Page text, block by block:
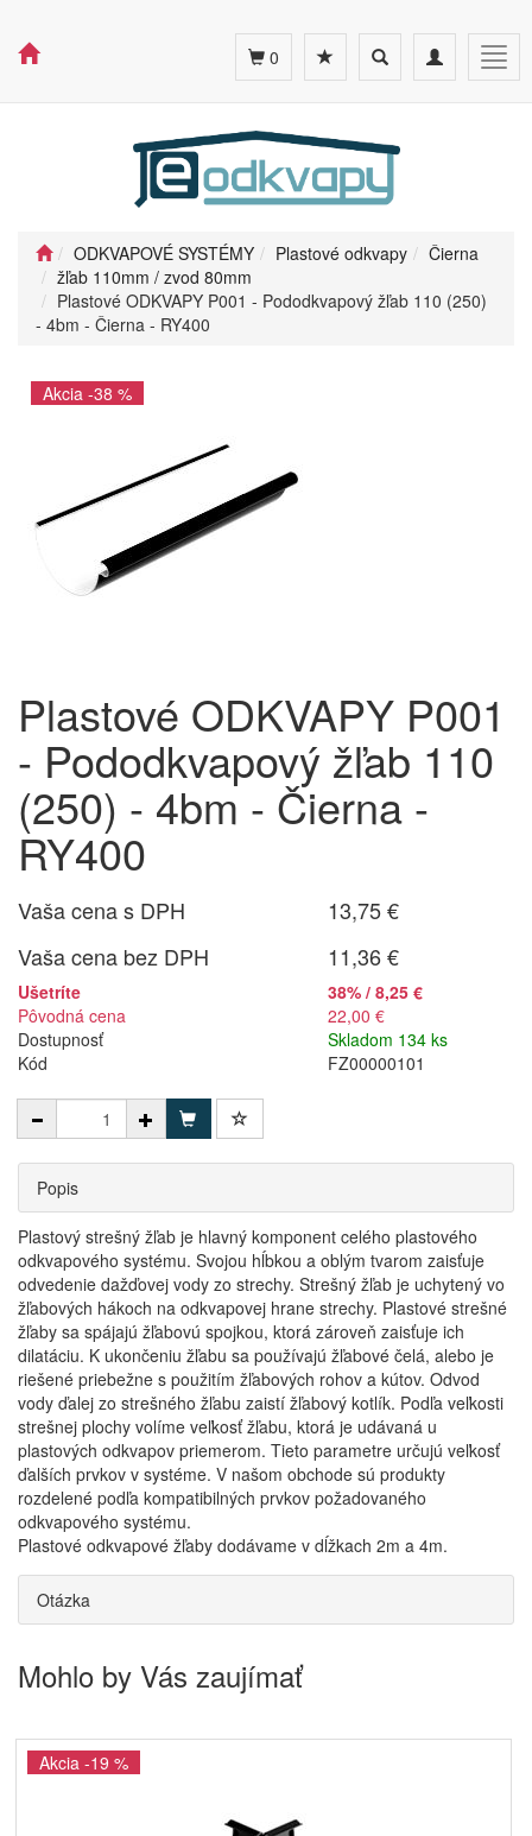
Toggle
navigation
Toggle
search
0
ODKVAPOVÉ SYSTÉMY Plastové odkvapy
Čierna
žľab 110mm / zvod 80mm
Plastové ODKVAPY P001 - Pododkvapový žľab 110 (250)
- 4bm - Čierna - RY400
Akcia -38 %
Plastové ODKVAPY P001
- Pododkvapový žľab 110
(250) - 4bm - Čierna -
RY400
Vaša cena s DPH
13,75 €
Vaša cena bez DPH
11,36 €
Ušetríte
38% / 8,25 €
Pôvodná cena
22,00 €
Dostupnosť
Skladom 134 ks
Kód
FZ00000101
Popis
Plastový strešný žľab je hlavný komponent celého plastového
odkvapového systému. Svojou hĺbkou a oblým tvarom zaisťuje
odvedenie dažďovej vody zo strechy. Strešný žľab je uchytený vo
žľabových hákoch na odkvapovej hrane strechy. Plastové strešné
žľaby sa spájajú žľabovú spojkou, ktorá zároveň zaisťuje ich
dilatáciu. K ukončeniu žľabu sa používajú žľabové čelá, alebo je
riešené priebežne s použitím žľabových rohov a kútov. Odvod
vody ďalej zo strešného žľabu zaistí žľabový kotlík. Podľa veľkosti
strešnej plochy volíme veľkosť žľabu, ktorá je udávaná u
plastových odkvapov priemerom. Tieto parametre určujú veľkosť
ďalších prvkov v systéme. V našom obchode sú produkty
rozdelené podľa kompatibilných prvkov požadovaného
odkvapového systému.
Plastové odkvapové žľaby dodávame v dĺžkach 2m a 4m.
Otázka
Mohlo by Vás zaujímať
Akcia -19 %